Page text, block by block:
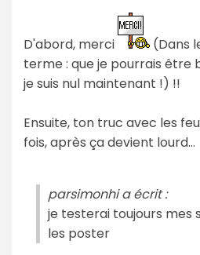
D'abord, merci
(Dans
terme : que je pourrais être
je suis nul maintenant !) !!
Ensuite, ton truc avec les
fois, après ça devient lourd...
parsimonhi a écrit :
je testerai toujours mes
les poster